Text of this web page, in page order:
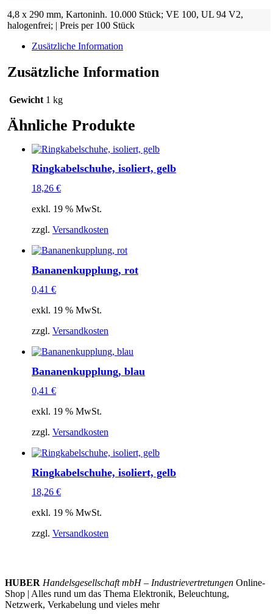
4,8 x 290 mm, Kartoninh. 10.000 Stück; VE 100, UL 94 V2,
halogenfrei; | Preis per 100 Stück
Zusätzliche Information
Zusätzliche Information
Gewicht 1 kg
Ähnliche Produkte
Ringkabelschuhe, isoliert, gelb
18,26 €
exkl. 19 % MwSt.
zzgl. Versandkosten
Bananenkupplung, rot
0,41 €
exkl. 19 % MwSt.
zzgl. Versandkosten
Bananenkupplung, blau
0,41 €
exkl. 19 % MwSt.
zzgl. Versandkosten
Ringkabelschuhe, isoliert, gelb
18,26 €
exkl. 19 % MwSt.
zzgl. Versandkosten
HUBER Handelsgesellschaft mbH – Industrievertretungen Online-
Shop | Alles rund um das Thema Elektronik, Beleuchtung,
Netzwerk, Verkabelung und vieles mehr